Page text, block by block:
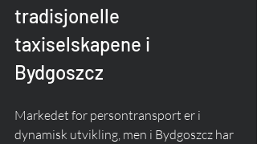
tradisjonelle
taxiselskapene i
Bydgoszcz
Markedet for persontransport er i
dynamisk utvikling, men i Bydgoszcz har